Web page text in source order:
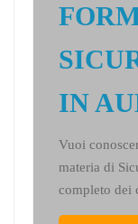
IN
Vuoi
materia di
completo dei